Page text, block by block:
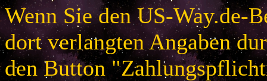
Wenn Sie den US-Way.de-
dort verlangten Angaben
den Button